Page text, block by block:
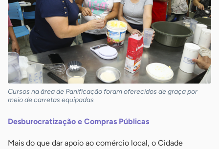
Cursos na área de Panificação foram oferecidos de graça por
meio de carretas equipadas
Desburocratização e Compras Públicas
Mais do que dar apoio ao comércio local, o Cidade